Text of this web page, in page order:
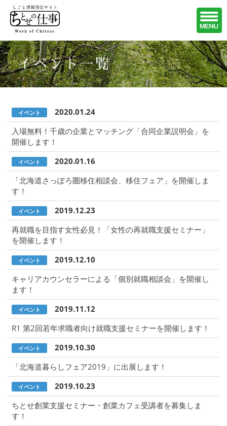
イベント一覧
イベント
2020.01.24
入場無料！千歳の企業とマッチング「合同企業説明会」を
開催します！
イベント
2020.01.16
「北海道さっぽろ圏移住相談会、移住フェア」を開催しま
す！
イベント
2019.12.23
再就職を目指す女性必見！「女性の再就職支援セミナー」
を開催します！
イベント
2019.12.10
キャリアカウンセラーによる「個別就職相談会」を開催し
ます！
イベント
2019.11.12
R1 第2回若年求職者向け就職支援セミナーを開催します！
イベント
2019.10.30
「北海道暮らしフェア2019」に出展します！
イベント
2019.10.23
ちとせ創業支援セミナー・創業カフェ受講者を募集しま
す！